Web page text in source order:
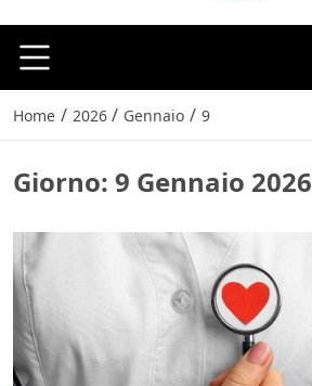
Home / 2026 / Gennaio / 9
Giorno: 9 Gennaio 2026